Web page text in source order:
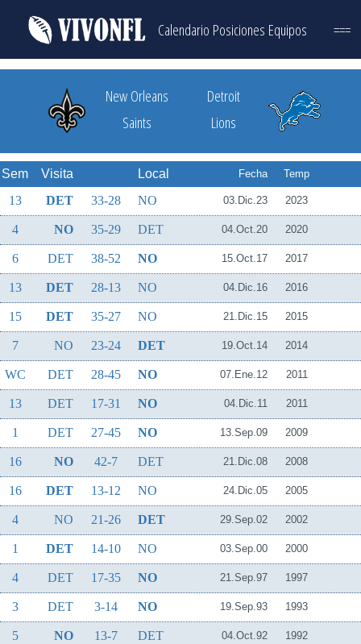
Calendario Posiciones Equipos ===
New Orleans
Saints
Detroit
Lions
Sem Visita Local Fecha Temp
13 DET 33-28 NO 03.Dic.23 2023
4 NO 35-29 DET 04.Oct.20 2020
6 DET 38-52 NO 15.Oct.17 2017
13 DET 28-13 NO 04.Dic.16 2016
15 DET 35-27 NO 21.Dic.15 2015
7 NO 23-24 DET 19.Oct.14 2014
WC DET 28-45 NO 07.Ene.12 2011
13 DET 17-31 NO 04.Dic.11 2011
1 DET 27-45 NO 13.Sep.09 2009
16 NO 42-7 DET 21.Dic.08 2008
16 DET 13-12 NO 24.Dic.05 2005
4 NO 21-26 DET 29.Sep.02 2002
1 DET 14-10 NO 03.Sep.00 2000
4 DET 17-35 NO 21.Sep.97 1997
3 DET 3-14 NO 19.Sep.93 1993
5 NO 13-7 DET 04.Oct.92 1992